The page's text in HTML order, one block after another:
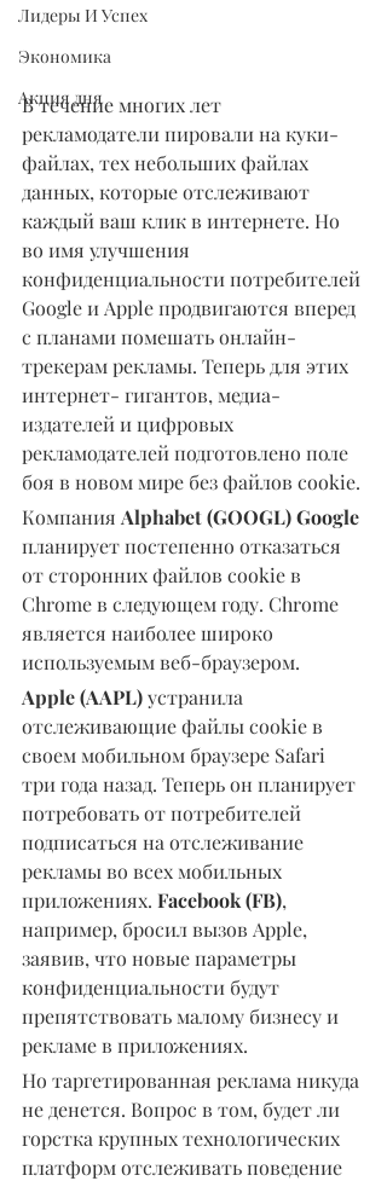
Лидеры И Успех
Экономика
Акция дня
В течение многих лет
рекламодатели пировали на куки-
файлах, тех небольших файлах
данных, которые отслеживают
каждый ваш клик в интернете. Но
во имя улучшения
конфиденциальности потребителей
Google и Apple продвигаются вперед
с планами помешать онлайн-
трекерам рекламы. Теперь для этих
интернет- гигантов, медиа-
издателей и цифровых
рекламодателей подготовлено поле
боя в новом мире без файлов cookie.
Компания Alphabet (GOOGL) Google
планирует постепенно отказаться
от сторонних файлов cookie в
Chrome в следующем году. Chrome
является наиболее широко
используемым веб-браузером.
Apple (AAPL) устранила
отслеживающие файлы cookie в
своем мобильном браузере Safari
три года назад. Теперь он планирует
потребовать от потребителей
подписаться на отслеживание
рекламы во всех мобильных
приложениях. Facebook (FB),
например, бросил вызов Apple,
заявив, что новые параметры
конфиденциальности будут
препятствовать малому бизнесу и
рекламе в приложениях.
Но таргетированная реклама никуда
не денется. Вопрос в том, будет ли
горстка крупных технологических
платформ отслеживать поведение